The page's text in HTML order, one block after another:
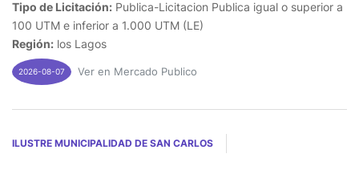
Tipo de Licitación: Publica-Licitacion Publica igual o superior a
100 UTM e inferior a 1.000 UTM (LE)
Región: los Lagos
2026-08-07 Ver en Mercado Publico
ILUSTRE MUNICIPALIDAD DE SAN CARLOS